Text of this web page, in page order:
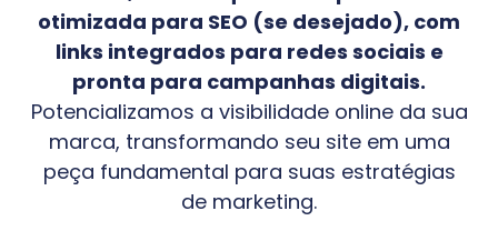
otimizada para SEO (se desejado), com
links integrados para redes sociais e
pronta para campanhas digitais.
Potencializamos a visibilidade online da sua
marca, transformando seu site em uma
peça fundamental para suas estratégias
de marketing.